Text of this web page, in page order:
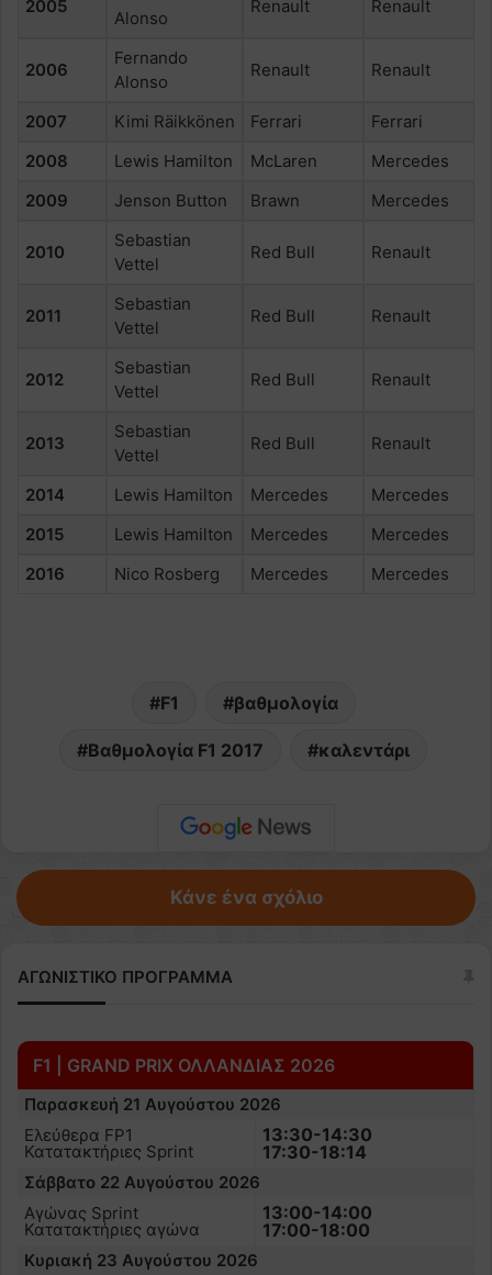
2005
Alonso
Renault Renault
2006
Fernando
Alonso
Renault Renault
2007 Kimi Räikkönen Ferrari
Ferrari
2008
Lewis Hamilton McLaren
Mercedes
2009
Jenson Button Brawn Mercedes
2010
Sebastian
Vettel
Red Bull Renault
2011
Sebastian
Vettel
Red Bull Renault
2012
Sebastian
Vettel
Red Bull Renault
2013
Sebastian
Vettel
Red Bull Renault
2014 Lewis Hamilton Mercedes
Mercedes
2015
Lewis Hamilton Mercedes
Mercedes
2016
Nico Rosberg Mercedes Mercedes
F1 βαθμολογία
Βαθμολογία F1 2017 καλεντάρι
Κάνε ένα σχόλιο
ΑΓΩΝΙΣΤΙΚΟ ΠΡΟΓΡΑΜΜΑ
F1 | GRAND PRIX ΟΛΛΑΝΔΙΑΣ 2026
Παρασκευή 21 Αυγούστου 2026
Ελεύθερα FP1
Κατατακτήριες Sprint
13:30-14:30
17:30-18:14
Σάββατο 22 Αυγούστου 2026
Αγώνας Sprint
Κατατακτήριες αγώνα
13:00-14:00
17:00-18:00
Κυριακή 23 Αυγούστου 2026